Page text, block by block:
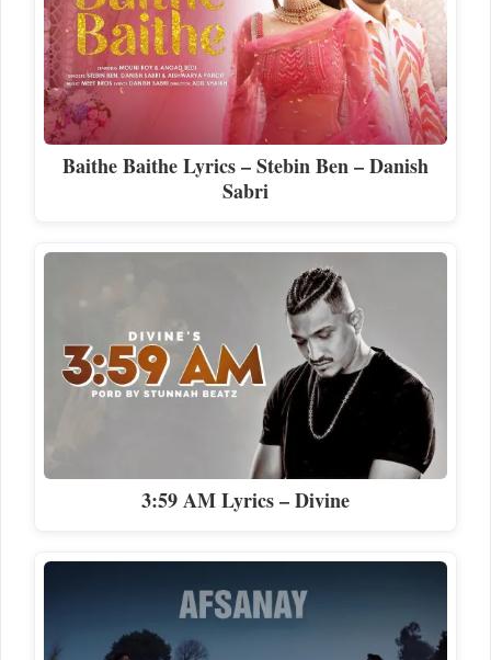
Baithe Baithe Lyrics – Stebin Ben – Danish
Sabri
3:59 AM Lyrics – Divine